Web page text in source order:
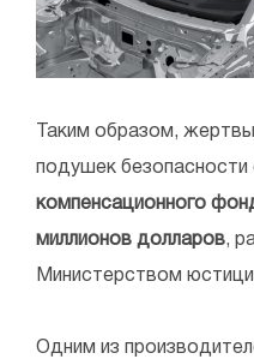
Таким образом,
подушек безопасности
компенсационного
миллионов долларов,
Министерством
Одним из